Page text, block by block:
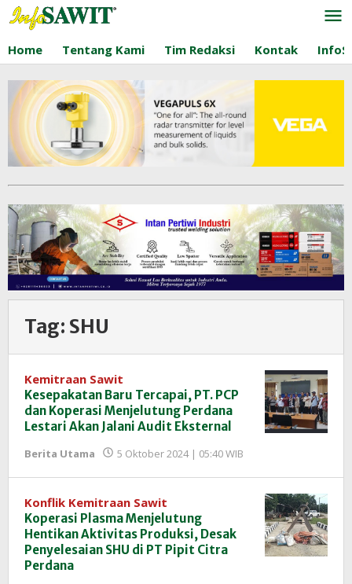
Lewati
ke
konten
Home Tentang Kami Tim Redaksi Kontak
Tag: SHU
Kemitraan Sawit
Kesepakatan Baru Tercapai, PT. PCP
dan Koperasi Menjelutung Perdana
Lestari Akan Jalani Audit Eksternal
Berita Utama 5 Oktober 2024 | 05:40 WIB
InfoSAWIT
Konflik Kemitraan Sawit
Koperasi Plasma Menjelutung
Hentikan Aktivitas Produksi, Desak
Penyelesaian SHU di PT Pipit Citra
Perdana